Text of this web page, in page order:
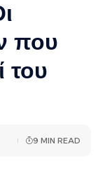
που
του
9 MIN READ